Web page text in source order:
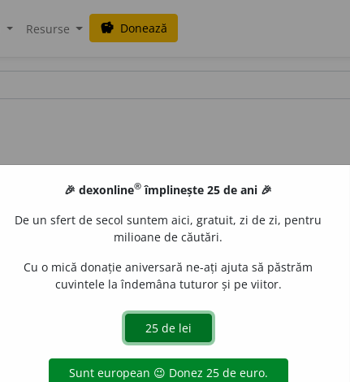
Resurse savings Donează
🎉 dexonline® împlinește 25 de ani 🎉
De un sfert de secol suntem aici, gratuit, zi de zi, pentru
milioane de căutări.
Cu o mică donație aniversară ne-ați ajuta să păstrăm
cuvintele la îndemâna tuturor și pe viitor.